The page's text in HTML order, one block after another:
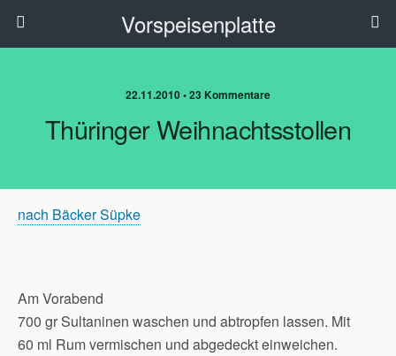
Vorspeisenplatte
22.11.2010 • 23 Kommentare
Thüringer Weihnachtsstollen
nach Bäcker Süpke
Am Vorabend
700 gr Sultaninen waschen und abtropfen lassen. Mit
60 ml Rum vermischen und abgedeckt einweichen.